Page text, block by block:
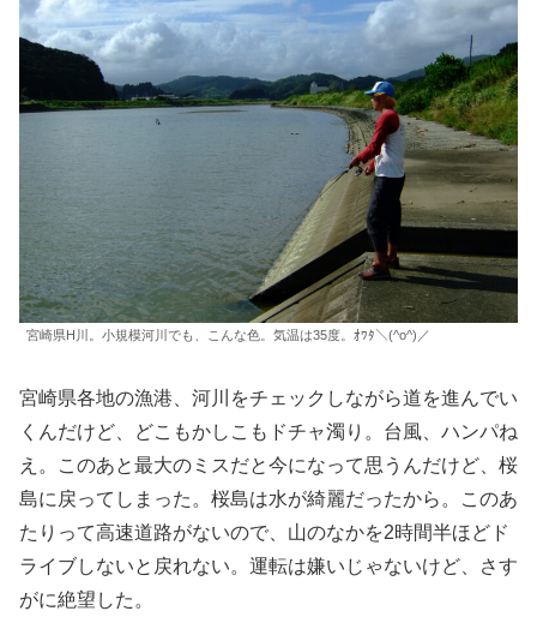
宮崎県H川。小規模河川でも、こんな色。気温は35度。ｵﾜﾀ＼(^o^)／
宮崎県各地の漁港、河川をチェックしながら道を進んでい
くんだけど、どこもかしこもドチャ濁り。台風、ハンパね
え。このあと最大のミスだと今になって思うんだけど、桜
島に戻ってしまった。桜島は水が綺麗だったから。このあ
たりって高速道路がないので、山のなかを2時間半ほどド
ライブしないと戻れない。運転は嫌いじゃないけど、さす
がに絶望した。